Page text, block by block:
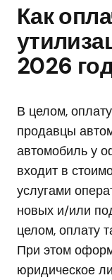
Как
2026
В целом,
продавцы
автомобиль у
входит в
услугами
новых и/или
целом, оплату
При этом
юридическое